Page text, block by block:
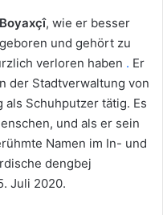
, wie er besser
und gehört zu
verloren haben . Er
der Stadtverwaltung von
als Schuhputzer tätig. Es
und als er sein
Namen im In- und
dengbej
Juli 2020.